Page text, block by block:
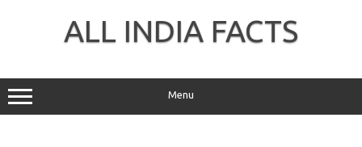
ALL INDIA FACTS
Menu